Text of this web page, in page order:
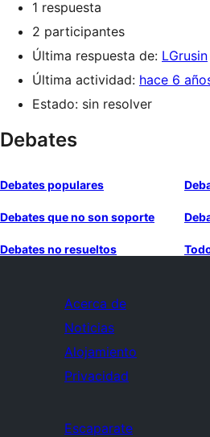
1 respuesta
2 participantes
Última respuesta de: LGrusin
Última actividad: hace 6
Estado: sin resolver
Debates
Debates populares
Debates que no son soporte
Debates no resueltos
Acerca de
Noticias
Alojamiento
Privacidad
Escaparate